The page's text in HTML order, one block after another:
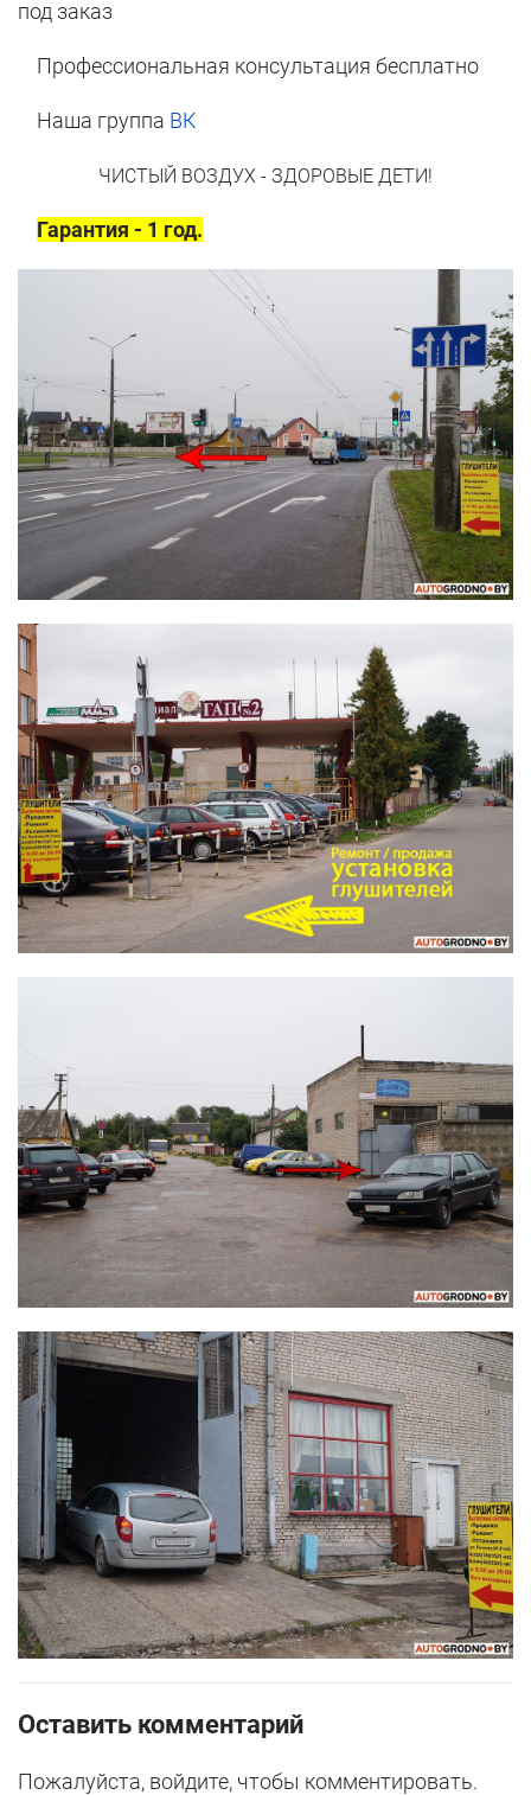
под заказ
Профессиональная консультация бесплатно
Наша группа ВК
ЧИСТЫЙ ВОЗДУХ - ЗДОРОВЫЕ ДЕТИ!
Гарантия - 1 год.
Оставить комментарий
Пожалуйста, войдите, чтобы комментировать.